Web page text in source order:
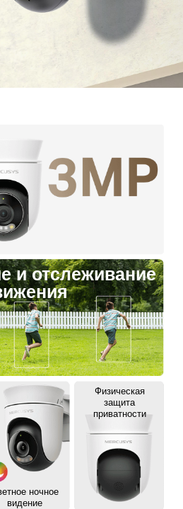
себя спокойно
ночное
видение
Физическая
защита
приватности
и отслеживание